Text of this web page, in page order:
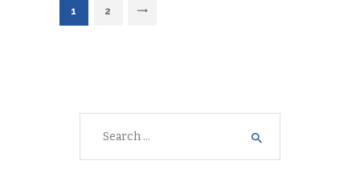
POSTS
PAGE
1 PAGE
2